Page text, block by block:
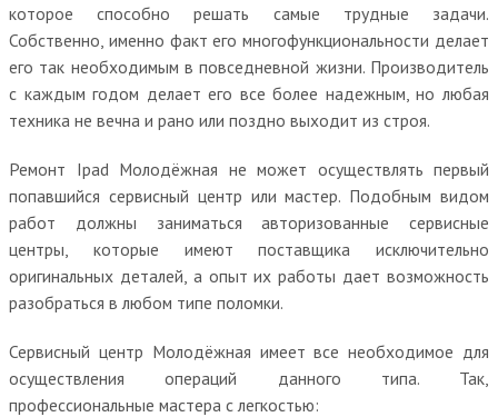
которое способно решать самые трудные задачи.
Собственно, именно факт его многофункциональности делает
его так необходимым в повседневной жизни. Производитель
с каждым годом делает его все более надежным, но любая
техника не вечна и рано или поздно выходит из строя.
Ремонт Ipad Молодёжная не может осуществлять первый
попавшийся сервисный центр или мастер. Подобным видом
работ должны заниматься авторизованные сервисные
центры, которые имеют поставщика исключительно
оригинальных деталей, а опыт их работы дает возможность
разобраться в любом типе поломки.
Сервисный центр Молодёжная имеет все необходимое для
осуществления операций данного типа. Так,
профессиональные мастера с легкостью: